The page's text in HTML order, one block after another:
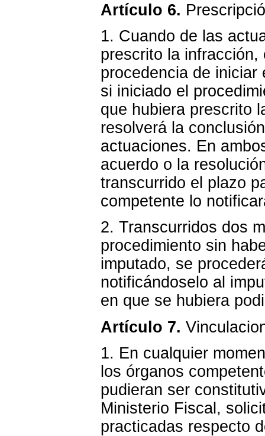
Artículo 6.
1. Cuando de las
prescrito la
procedencia de iniciar
si iniciado el
que hubiera prescrito
resolverá la
actuaciones. En
acuerdo o la
transcurrido el plazo
competente lo
2. Transcurridos dos
procedimiento sin
imputado, se
notificándoselo al
en que se hubiera
Artículo 7.
1. En cualquier
los órganos
pudieran ser
Ministerio Fiscal,
practicadas respecto